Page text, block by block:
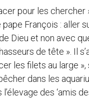
pour les chercher
François : aller
Dieu et non avec
de tête ». Il
les filets au large »,
dans les
des ‘amis